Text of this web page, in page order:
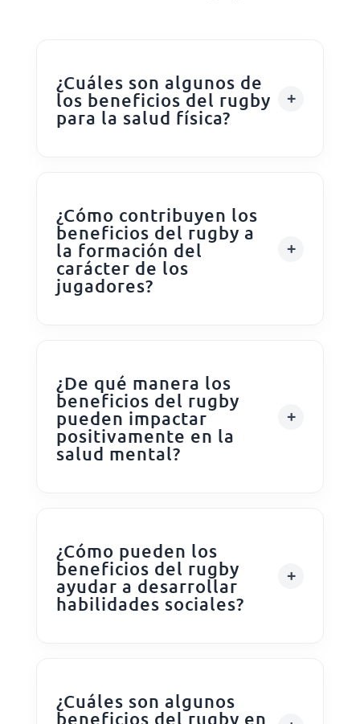
¿Cuáles son algunos de
los beneficios del rugby
para la salud física?
¿Cómo contribuyen los
beneficios del rugby a
la formación del
carácter de los
jugadores?
¿De qué manera los
beneficios del rugby
pueden impactar
positivamente en la
salud mental?
¿Cómo pueden los
beneficios del rugby
ayudar a desarrollar
habilidades sociales?
¿Cuáles son algunos
beneficios del rugby en